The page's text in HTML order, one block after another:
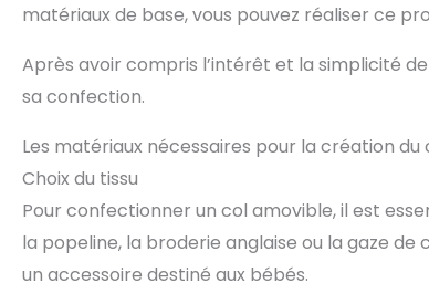
matériaux de base, vous pouvez réaliser ce
Après avoir compris l’intérêt et la simplicité
sa confection.
Les matériaux nécessaires pour la création du
Choix du tissu
Pour confectionner un col amovible, il est
la popeline, la broderie anglaise ou la gaze
un accessoire destiné aux bébés.